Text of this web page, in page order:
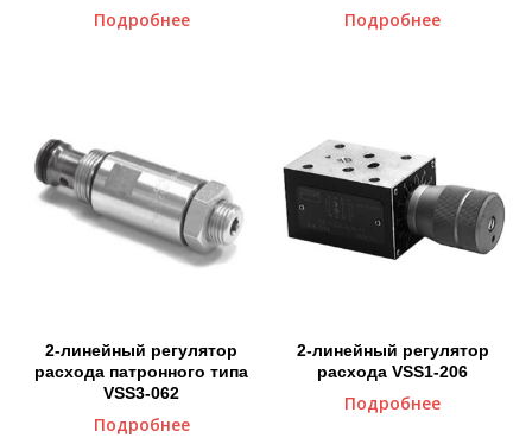
Подробнее Подробнее
2-линейный регулятор
расхода патронного типа
VSS3-062
Подробнее
2-линейный регулятор
расхода VSS1-206
Подробнее